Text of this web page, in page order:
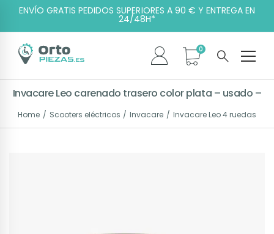
ENVÍO GRATIS PEDIDOS SUPERIORES A 90 € Y ENTREGA EN
24/48H*
Invacare Leo carenado trasero color plata – usado –
Home Scooters eléctricos Invacare Invacare Leo 4 ruedas